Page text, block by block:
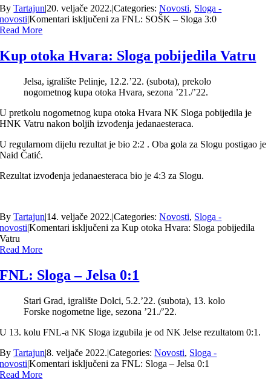
ByTartajun|20. veljače 2022.|Categories:Novosti, Sloga -
novosti|Komentari isključeni za FNL: SOŠK – Sloga 3:0
Read More
Kup otoka Hvara: Sloga pobijedila Vatru
Jelsa, igralište Pelinje, 12.2.’22. (subota), prekolo
nogometnog kupa otoka Hvara, sezona ’21./’22.
U pretkolu nogometnog kupa otoka Hvara NK Sloga pobijedila je
HNK Vatru nakon boljih izvođenja jedanaesteraca.
U regularnom dijelu rezultat je bio 2:2 . Oba gola za Slogu postigao je
Naid Čatić.
Rezultat izvođenja jedanaesteraca bio je 4:3 za Slogu.
ByTartajun|14. veljače 2022.|Categories:Novosti, Sloga -
novosti|Komentari isključeni za Kup otoka Hvara: Sloga pobijedila
Vatru
Read More
FNL: Sloga – Jelsa 0:1
Stari Grad, igralište Dolci, 5.2.’22. (subota), 13. kolo
Forske nogometne lige, sezona ’21./’22.
U 13. kolu FNL-a NK Sloga izgubila je od NK Jelse rezultatom 0:1.
ByTartajun|8. veljače 2022.|Categories:Novosti, Sloga -
novosti|Komentari isključeni za FNL: Sloga – Jelsa 0:1
Read More